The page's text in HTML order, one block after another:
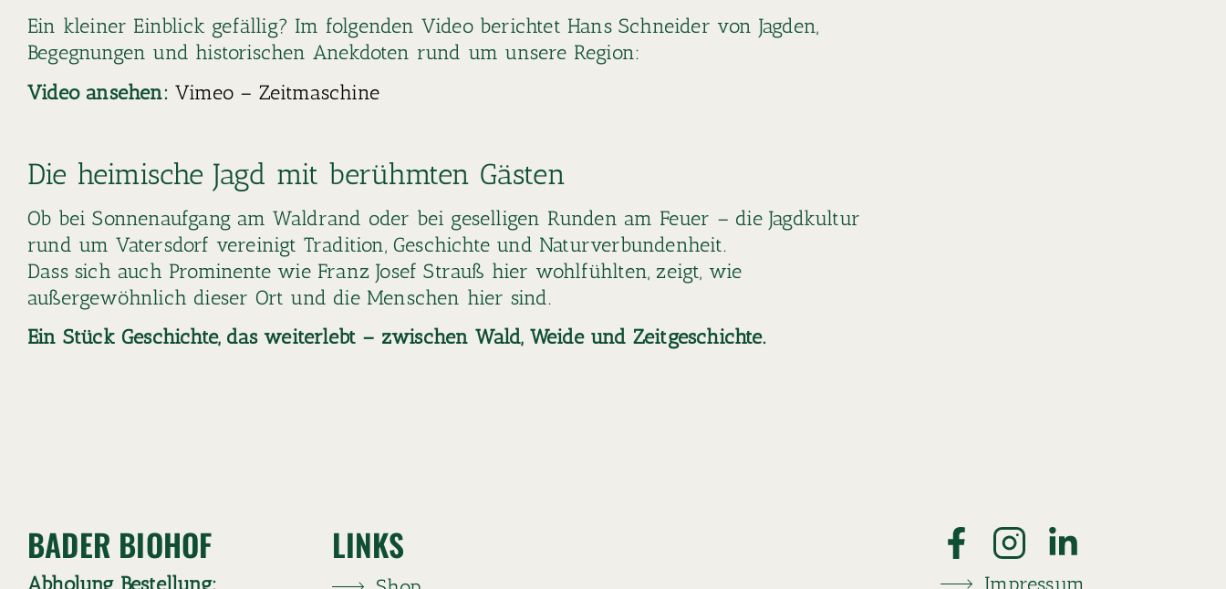
Ein kleiner Einblick gefällig? Im folgenden Video berichtet Hans Schneider von Jagden,
Begegnungen und historischen Anekdoten rund um unsere Region:
Video ansehen: Vimeo – Zeitmaschine
Die heimische Jagd mit berühmten Gästen
Ob bei Sonnenaufgang am Waldrand oder bei geselligen Runden am Feuer – die Jagdkultur
rund um Vatersdorf vereinigt Tradition, Geschichte und Naturverbundenheit.
Dass sich auch Prominente wie Franz Josef Strauß hier wohlfühlten, zeigt, wie
außergewöhnlich dieser Ort und die Menschen hier sind.
Ein Stück Geschichte, das weiterlebt – zwischen Wald, Weide und Zeitgeschichte.
BADER BIOHOF LINKS